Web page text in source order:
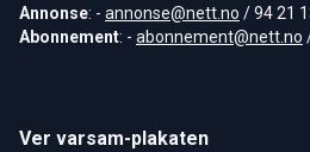
Annonse: - annonse@nett.no / 94 21
Abonnement: - abonnement@nett.no
Ver varsam-plakaten